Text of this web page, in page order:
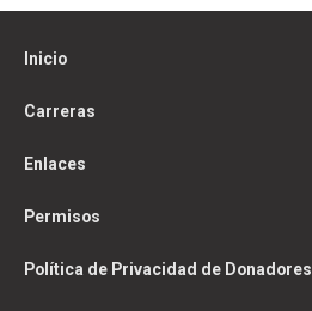
Inicio
Carreras
Enlaces
Permisos
Política de Privacidad de Donadores